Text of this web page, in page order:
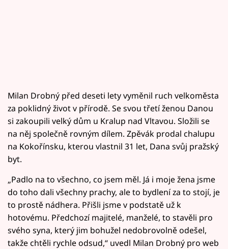
Milan Drobný před deseti lety vyměnil ruch velkoměsta
za poklidný život v přírodě. Se svou třetí ženou Danou
si zakoupili velký dům u Kralup nad Vltavou. Složili se
na něj společně rovným dílem. Zpěvák prodal chalupu
na Kokořínsku, kterou vlastnil 31 let, Dana svůj pražský
byt.
„Padlo na to všechno, co jsem měl. Já i moje žena jsme
do toho dali všechny prachy, ale to bydlení za to stojí, je
to prostě nádhera. Přišli jsme v podstatě už k
hotovému. Předchozí majitelé, manželé, to stavěli pro
svého syna, který jim bohužel nedobrovolně odešel,
takže chtěli rychle odsud,“ uvedl Milan Drobný pro web